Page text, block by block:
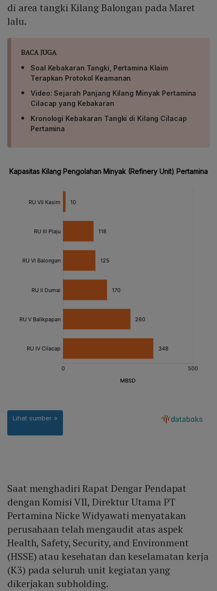
di area tangki Kilang Balongan pada Maret
lalu.
BACA JUGA
Soal Kebakaran Tangki, Pertamina Klaim
Terapkan Protokol Keamanan
Video: Sejarah Panjang Kilang Minyak Pertamina
Cilacap yang Kebakaran
Kronologi Kebakaran Tangki di Kilang Cilacap
Pertamina
Saat menghadiri Rapat Dengar Pendapat
dengan Komisi VII, Direktur Utama PT
Pertamina Nicke Widyawati menyatakan
perusahaan telah mengaudit atas aspek
Health, Safety, Security, and Environment
(HSSE) atau kesehatan dan keselamatan kerja
(K3) pada seluruh unit kegiatan yang
dikerjakan subholding.